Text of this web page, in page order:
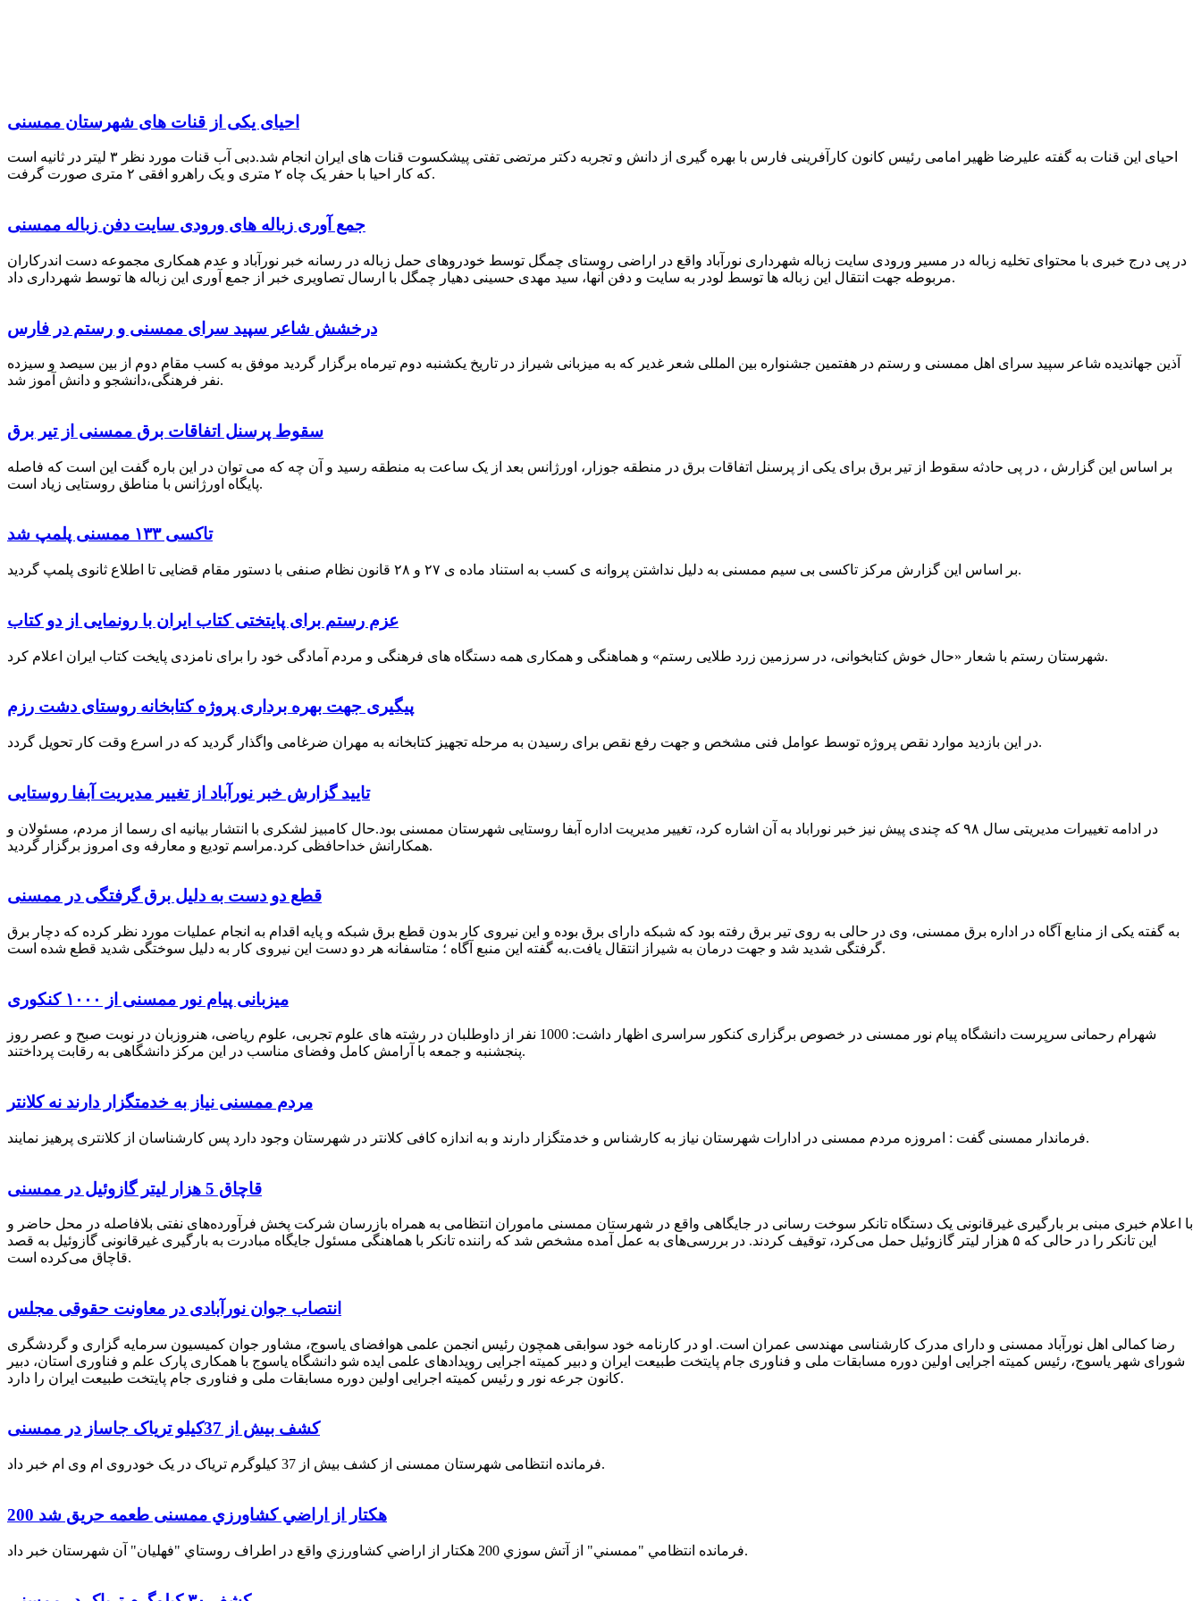
احیای یکی از قنات های شهرستان ممسنی
احیای این قنات به گفته علیرضا ظهیر امامی رئیس کانون کارآفرینی فارس با بهره گیری از دانش و تجربه دکتر مرتضی تفتی پیشکسوت قنات های ایران انجام شد.دبی آب قنات مورد نظر ۳ لیتر در ثانیه است
که کار احیا با حفر یک چاه ۲ متری و یک راهرو افقی ۲ متری صورت گرفت.
جمع آوری زباله های ورودی سایت دفن زباله ممسنی
در پی درج خبری با محتوای تخلیه زباله در مسیر ورودی سایت زباله شهرداری نورآباد واقع در اراضی روستای چمگل توسط خودروهای حمل زباله در رسانه خبر نورآباد و عدم همکاری مجموعه دست اندرکاران
مربوطه جهت انتقال این زباله ها توسط لودر به سایت و دفن آنها، سید مهدی حسینی دهیار چمگل با ارسال تصاویری خبر از جمع آوری این زباله ها توسط شهرداری داد.
درخشش شاعر سپید سرای ممسنی و رستم در فارس
آذین جهاندیده شاعر سپید سرای اهل ممسنی و رستم در هفتمین جشنواره بین المللی شعر غدیر که به میزبانی شیراز در تاریخ یکشنبه دوم تیرماه برگزار گردید موفق به کسب مقام دوم از بین سیصد و سیزده
نفر فرهنگی،دانشجو و دانش آموز شد.
سقوط پرسنل اتفاقات برق ممسنی از تیر برق
بر اساس این گزارش ، در پی حادثه سقوط از تیر برق برای یکی از پرسنل اتفاقات برق در منطقه جوزار، اورژانس بعد از یک ساعت به منطقه رسید و آن چه که می توان در این باره گفت این است که فاصله
پایگاه اورژانس با مناطق روستایی زیاد است.
تاکسی ۱۳۳ ممسنی پلمپ شد
بر اساس این گزارش مرکز تاکسی بی سیم ممسنی به دلیل نداشتن پروانه ی کسب به استناد ماده ی ۲۷ و ۲۸ قانون نظام صنفی با دستور مقام قضایی تا اطلاع ثانوی پلمپ گردید.
عزم رستم برای پایتختی کتاب ایران با رونمایی از دو کتاب
شهرستان رستم با شعار «حال خوش کتابخوانی، در سرزمین زرد طلایی رستم» و هماهنگی و همکاری همه دستگاه های فرهنگی و مردم آمادگی خود را برای نامزدی پایخت کتاب ایران اعلام کرد.
پیگیری جهت بهره برداری پروژه کتابخانه روستای دشت رزم
در این بازدید موارد نقص پروژه توسط عوامل فنی مشخص و جهت رفع نقص برای رسیدن به مرحله تجهیز کتابخانه به مهران ضرغامی واگذار گردید که در اسرع وقت کار تحویل گردد.
تایید گزارش خبر نورآباد از تغییر مدیریت آبفا روستایی
در ادامه تغییرات مدیریتی سال ۹۸ که چندی پیش نیز خبر نوراباد به آن اشاره کرد، تغییر مدیریت اداره آبفا روستایی شهرستان ممسنی بود.حال کامبیز لشکری با انتشار بیانیه ای رسما از مردم، مسئولان و
همکارانش خداحافظی کرد.مراسم تودیع و معارفه وی امروز برگزار گردید.
قطع دو دست به دلیل برق گرفتگی در ممسنی
به گفته یکی از منابع آگاه در اداره برق ممسنی، وی در حالی به روی تیر برق رفته بود که شبکه دارای برق بوده و این نیروی کار بدون قطع برق شبکه و پایه اقدام به انجام عملیات مورد نظر کرده که دچار برق
گرفتگی شدید شد و جهت درمان به شیراز انتقال یافت.به گفته این منبع آگاه ؛ متاسفانه هر دو دست این نیروی کار به دلیل سوختگی شدید قطع شده است.
میزبانی پیام نور ممسنی از ۱۰۰۰ کنکوری
شهرام رحمانی سرپرست دانشگاه پیام نور ممسنی در خصوص برگزاری کنکور سراسری اظهار داشت: 1000 نفر از داوطلبان در رشته های علوم تجربی، علوم ریاضی، هنروزبان در نوبت صبح و عصر روز
پنجشنبه و جمعه با آرامش کامل وفضای مناسب در این مرکز دانشگاهی به رقابت پرداختند.
مردم ممسنی نیاز به خدمتگزار دارند نه کلانتر
فرماندار ممسنی گفت : امروزه مردم ممسنی در ادارات شهرستان نیاز به کارشناس و خدمتگزار دارند و به اندازه کافی کلانتر در شهرستان وجود دارد پس کارشناسان از کلانتری پرهیز نمایند.
قاچاق 5 هزار لیتر گازوئیل در ممسنی
با اعلام خبری مبنی بر بارگیری غیرقانونی یک دستگاه تانکر سوخت رسانی در جایگاهی واقع در شهرستان ممسنی ماموران انتظامی به همراه بازرسان شرکت پخش فرآورده‌های نفتی بلافاصله در محل حاضر و
این تانکر را در حالی که ۵ هزار لیتر گازوئیل حمل می‌کرد، توقیف کردند. در بررسی‌های به عمل آمده مشخص شد که راننده تانکر با هماهنگی مسئول جایگاه مبادرت به بارگیری غیرقانونی گازوئیل به قصد
قاچاق می‌کرده است.
انتصاب جوان نورآبادی در معاونت حقوقی مجلس
رضا کمالی اهل نورآباد ممسنی و دارای مدرک کارشناسی مهندسی عمران است. او در کارنامه خود سوابقی همچون رئیس انجمن علمی هوافضای یاسوج، مشاور جوان کمیسیون سرمایه گزاری و گردشگری
شورای شهر یاسوج، رئیس کمیته اجرایی اولین دوره مسابقات ملی و فناوری جام پایتخت طبیعت ایران و دبیر کمیته اجرایی رویدادهای علمی ایده شو دانشگاه یاسوج با همکاری پارک علم و فناوری استان، دبیر
کانون جرعه نور و رئیس کمیته اجرایی اولین دوره مسابقات ملی و فناوری جام پایتخت طبیعت ایران را دارد.
کشف بیش از 37کیلو تریاک جاساز در ممسنی
فرمانده انتظامی شهرستان ممسنی از کشف بیش از 37 کیلوگرم تریاک در یک خودروی ام وی ام خبر داد.
200 هكتار از اراضي كشاورزي ممسنی طعمه حریق شد
فرمانده انتظامي "ممسني" از آتش سوزي 200 هكتار از اراضي كشاورزي واقع در اطراف روستاي "فهلیان" آن شهرستان خبر داد.